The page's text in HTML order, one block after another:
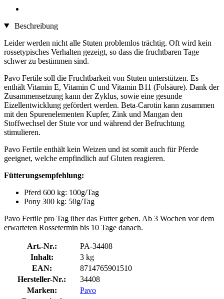
Beschreibung
Leider werden nicht alle Stuten problemlos trächtig. Oft wird kein
rossetypisches Verhalten gezeigt, so dass die fruchtbaren Tage
schwer zu bestimmen sind.
Pavo Fertile soll die Fruchtbarkeit von Stuten unterstützen. Es
enthält Vitamin E, Vitamin C und Vitamin B11 (Folsäure). Dank der
Zusammensetzung kann der Zyklus, sowie eine gesunde
Eizellentwicklung gefördert werden. Beta-Carotin kann zusammen
mit den Spurenelementen Kupfer, Zink und Mangan den
Stoffwechsel der Stute vor und während der Befruchtung
stimulieren.
Pavo Fertile enthält kein Weizen und ist somit auch für Pferde
geeignet, welche empfindlich auf Gluten reagieren.
Fütterungsempfehlung:
Pferd 600 kg: 100g/Tag
Pony 300 kg: 50g/Tag
Pavo Fertile pro Tag über das Futter geben. Ab 3 Wochen vor dem
erwarteten Rossetermin bis 10 Tage danach.
Art.-Nr.:
PA-34408
Inhalt:
3 kg
EAN:
8714765901510
Hersteller-Nr.:
34408
Marken:
Pavo